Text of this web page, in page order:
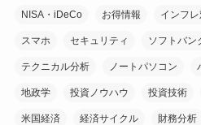
NISA・iDeCo お得情報 インフ
スマホ セキュリティ ソフトバン
テクニカル分析 ノートパソコン
地政学 投資ノウハウ 投資技術
米国経済 経済サイクル 財務分析